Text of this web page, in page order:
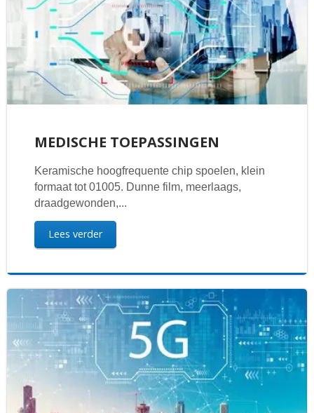
MEDISCHE TOEPASSINGEN
Keramische hoogfrequente chip spoelen, klein
formaat tot 01005. Dunne film, meerlaags,
draadgewonden,...
Lees verder